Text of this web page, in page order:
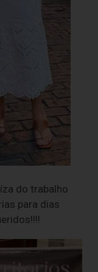
do trabalho
para dias